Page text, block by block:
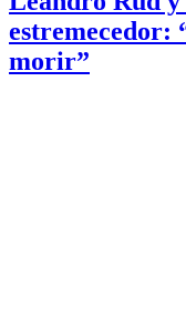
estremecedor:
morir”